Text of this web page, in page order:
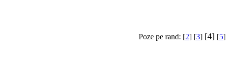
Poze pe rand: [2] [3] [4] [5]